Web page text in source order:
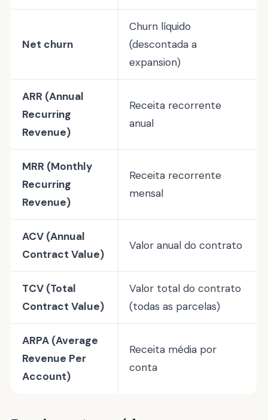
Net churn
Churn líquido
(descontada a
expansion)
ARR (Annual
Recurring
Revenue)
Receita recorrente
anual
MRR (Monthly
Recurring
Revenue)
Receita recorrente
mensal
ACV (Annual
Contract Value)
Valor anual do contrato
TCV (Total
Contract Value)
Valor total do contrato
(todas as parcelas)
ARPA (Average
Revenue Per
Account)
Receita média por
conta